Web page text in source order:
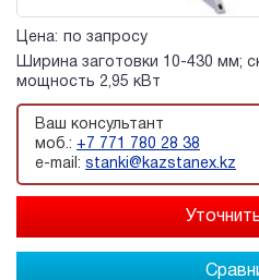
Цена:
по запросу
Ширина заготовки 10-430 мм;
мощность 2,95 кВт
Ваш консультант
моб.: +7 771 780 28 38
e-mail: stanki@kazstanex.kz